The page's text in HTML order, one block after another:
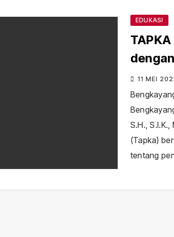
EDUKASI
11 MEI
S.H.,
(Tapka)
tentang